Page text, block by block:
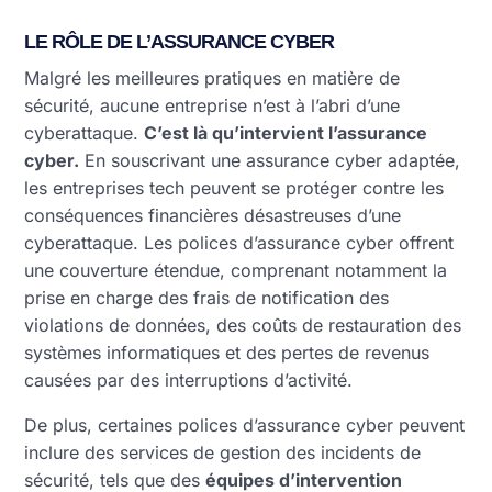
LE RÔLE DE L’ASSURANCE CYBER
Malgré les meilleures pratiques en matière de
sécurité, aucune entreprise n’est à l’abri d’une
cyberattaque.C’est là qu’intervient l’assurance
cyber. En souscrivant une assurance cyber adaptée,
les entreprises tech peuvent se protéger contre les
conséquences financières désastreuses d’une
cyberattaque. Les polices d’assurance cyber offrent
une couverture étendue, comprenant notamment la
prise en charge des frais de notification des
violations de données, des coûts de restauration des
systèmes informatiques et des pertes de revenus
causées par des interruptions d’activité.
De plus, certaines polices d’assurance cyber peuvent
inclure des services de gestion des incidents de
sécurité, tels que deséquipes d’intervention